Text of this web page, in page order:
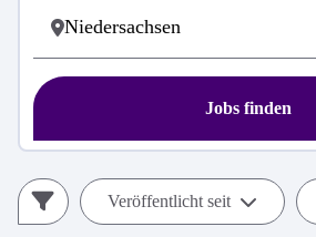
Jobs finden
Veröffentlicht seit